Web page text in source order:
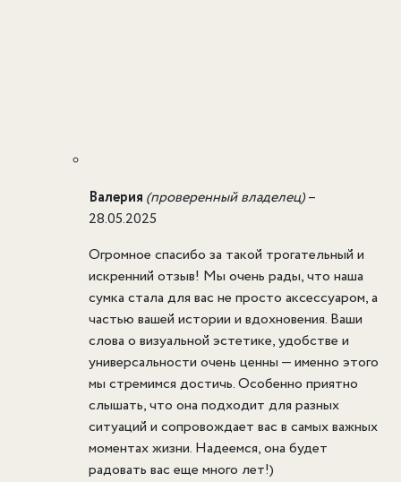
Валерия (проверенный владелец)–
28.05.2025
Огромное спасибо за такой трогательный и
искренний отзыв! Мы очень рады, что наша
сумка стала для вас не просто аксессуаром, а
частью вашей истории и вдохновения. Ваши
слова о визуальной эстетике, удобстве и
универсальности очень ценны — именно этого
мы стремимся достичь. Особенно приятно
слышать, что она подходит для разных
ситуаций и сопровождает вас в самых важных
моментах жизни. Надеемся, она будет
радовать вас еще много лет!)